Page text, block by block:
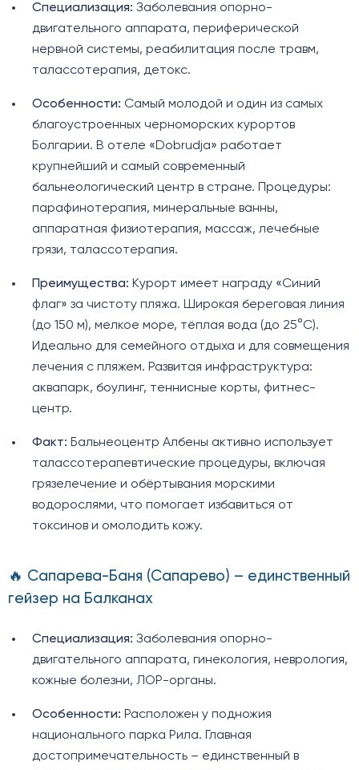
Специализация: Заболевания опорно-
двигательного аппарата, периферической
нервной системы, реабилитация после травм,
талассотерапия, детокс.
Особенности: Самый молодой и один из самых
благоустроенных черноморских курортов
Болгарии. В отеле «Dobrudja» работает
крупнейший и самый современный
бальнеологический центр в стране. Процедуры:
парафинотерапия, минеральные ванны,
аппаратная физиотерапия, массаж, лечебные
грязи, талассотерапия.
Преимущества: Курорт имеет награду «Синий
флаг» за чистоту пляжа. Широкая береговая линия
(до 150 м), мелкое море, тёплая вода (до 25°C).
Идеально для семейного отдыха и для совмещения
лечения с пляжем. Развитая инфраструктура:
аквапарк, боулинг, теннисные корты, фитнес-
центр.
Факт: Бальнеоцентр Албены активно использует
талассотерапевтические процедуры, включая
грязелечение и обёртывания морскими
водорослями, что помогает избавиться от
токсинов и омолодить кожу.
🔥 Сапарева-Баня (Сапарево) – единственный
гейзер на Балканах
Специализация: Заболевания опорно-
двигательного аппарата, гинекология, неврология,
кожные болезни, ЛОР-органы.
Особенности: Расположен у подножия
национального парка Рила. Главная
достопримечательность – единственный в